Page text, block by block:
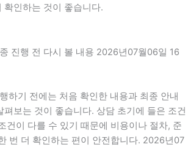
확인하는 것이 좋습니다.
진행 전 다시 볼 내용 2026년07월06일 16
하기 전에는 처음 확인한 내용과 최종 안내
펴보는 것이 좋습니다. 상담 초기에 들은 조건
건이 다를 수 있기 때문에 비용이나 절차, 준
번 더 확인하는 편이 안전합니다. 2026년07